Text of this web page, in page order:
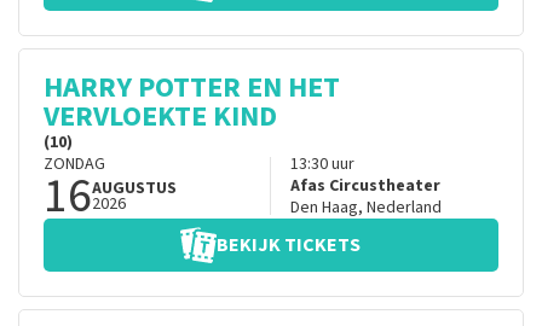
HARRY POTTER EN HET
VERVLOEKTE KIND
(10)
ZONDAG
16AUGUSTUS
2026
13:30uur
Afas Circustheater
Den Haag, Nederland
BEKIJK TICKETS